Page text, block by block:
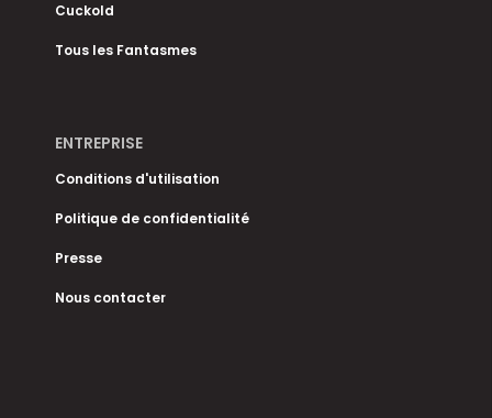
Cuckold
Tous les Fantasmes
ENTREPRISE
Conditions d'utilisation
Politique de confidentialité
Presse
Nous contacter